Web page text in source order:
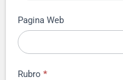
Pagina Web
Rubro *